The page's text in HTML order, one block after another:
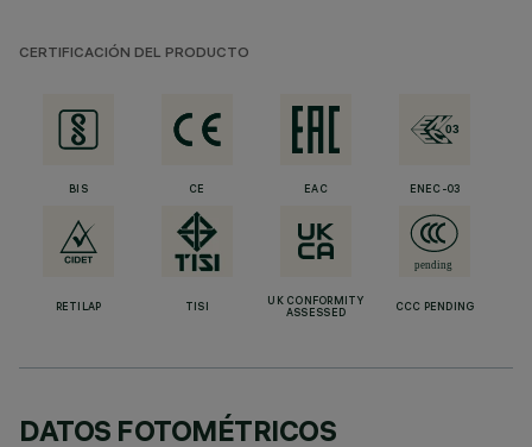
CERTIFICACIÓN DEL PRODUCTO
BIS CE EAC ENEC-03
RETILAP TISI
UK CONFORMITY
ASSESSED
CCC PENDING
DATOS FOTOMÉTRICOS